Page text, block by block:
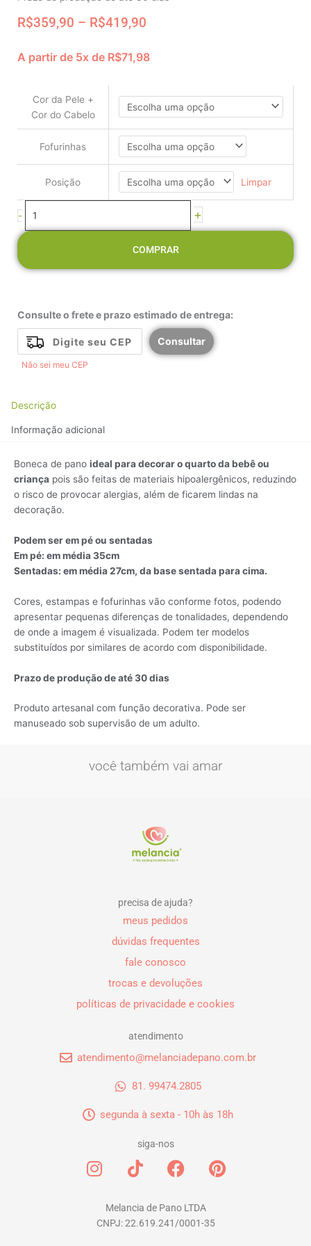
R$359,90 – R$419,90
through
A partir de 5x de R$71,98
Cor da Pele +
Cor do Cabelo
Fofurinhas
Posição Limpar
-
Boneca
Jardineira
Bufante
Poá
Rosê
quantidade
+
COMPRAR
Consulte o frete e prazo estimado de entrega:
Consultar
Não sei meu CEP
Descrição
Informação adicional
Boneca de pano ideal para decorar o quarto da bebê ou
criança pois são feitas de materiais hipoalergênicos, reduzindo
o risco de provocar alergias, além de ficarem lindas na
decoração.
Podem ser em pé ou sentadas
Em pé: em média 35cm
Sentadas: em média 27cm, da base sentada para cima.
Cores, estampas e fofurinhas vão conforme fotos, podendo
apresentar pequenas diferenças de tonalidades, dependendo
de onde a imagem é visualizada. Podem ter modelos
substituídos por similares de acordo com disponibilidade.
Prazo de produção de até 30 dias
Produto artesanal com função decorativa. Pode ser
manuseado sob supervisão de um adulto.
você também vai amar
precisa de ajuda?
meus pedidos
dúvidas frequentes
fale conosco
trocas e devoluções
políticas de privacidade e cookies
atendimento
atendimento@melanciadepano.com.br
81. 99474.2805
segunda à sexta - 10h às 18h
siga-nos
I
n
a
T
i
t
o
F
a
e
b
P
i
Melancia de Pano LTDA
CNPJ: 22.619.241/0001-35